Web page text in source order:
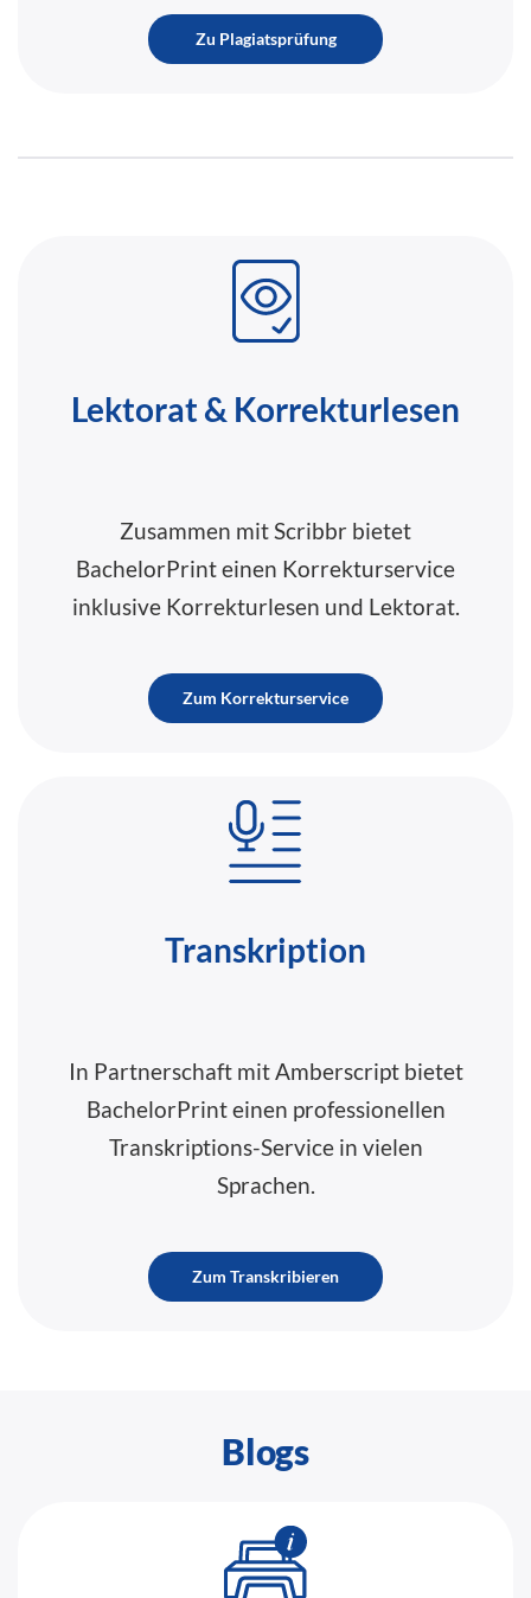
Zu Plagiatsprüfung
Lektorat & Korrekturlesen
Zusammen mit Scribbr bietet
BachelorPrint einen Korrekturservice
inklusive Korrekturlesen und Lektorat.
Zum Korrekturservice
Transkription
In Partnerschaft mit Amberscript bietet
BachelorPrint einen professionellen
Transkriptions-Service in vielen
Sprachen.
Zum Transkribieren
Blogs